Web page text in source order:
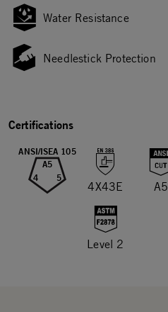
Water Resistance
Needlestick Protection
Certifications
ANSI/ISEA 105
A5
4 5
4X43E A5
Level 2